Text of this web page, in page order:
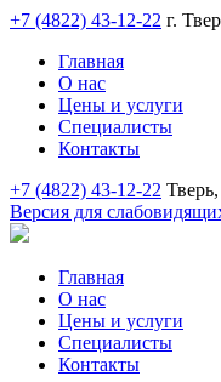
+7 (4822) 43-12-22 г.
Главная
О нас
Цены и услуги
Специалисты
Контакты
+7 (4822) 43-12-22
Версия для
Главная
О нас
Цены и услуги
Специалисты
Контакты